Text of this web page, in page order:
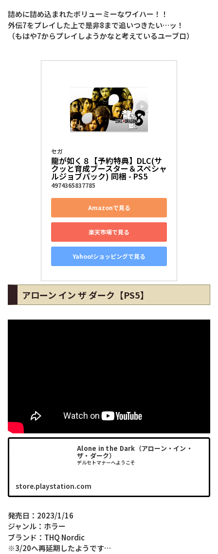
詰めに詰め込まれたボリューミーなワイハー！！
外伝7をプレイした上で是非8まで追いつきたい…ッ！
（もはや7からプレイしようかなと考えているユーブロ）
セガ
龍が如く８【予約特典】DLC(サ
クッと育成ブースター＆スペシャ
ルジョブパック) 同梱 - PS5
4974365837785
Amazonで見る
楽天市場で見る
Yahoo!ショッピングで見る
アローン イン ザ ダーク【PS5】
Alone in the Dark（アローン・イン・
ザ・ダーク）
デルセトマナーへようこそ
store.playstation.com
発売日：2023/1/16
ジャンル：ホラー
ブランド：THQ Nordic
※3/20へ再延期したようです…